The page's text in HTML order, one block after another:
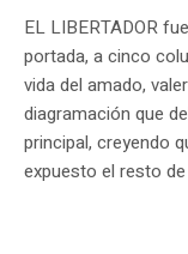
EL LIBERTADOR
portada, a cinco
vida del amado,
diagramación que
principal, creyendo
expuesto el resto